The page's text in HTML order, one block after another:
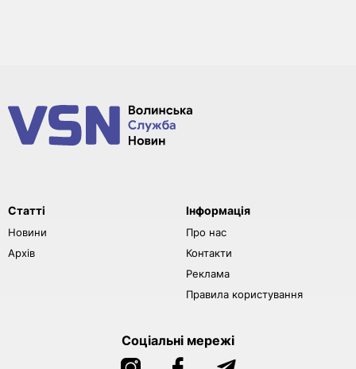
Статті
Новини
Архів
Інформація
Про нас
Контакти
Реклама
Правила користування
Соціальні мережі